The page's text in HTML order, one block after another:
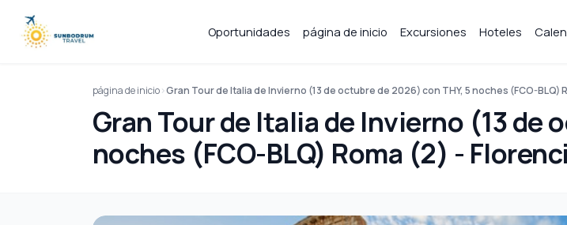
Oportunidades página de inicio Excursiones Hoteles
página de inicio Gran Tour de Italia de Invierno (13 de octubre de 2026) con THY, 5 noches (FCO-BLQ)
Gran Tour de Italia de Invierno (13 de
noches (FCO-BLQ) Roma (2) -